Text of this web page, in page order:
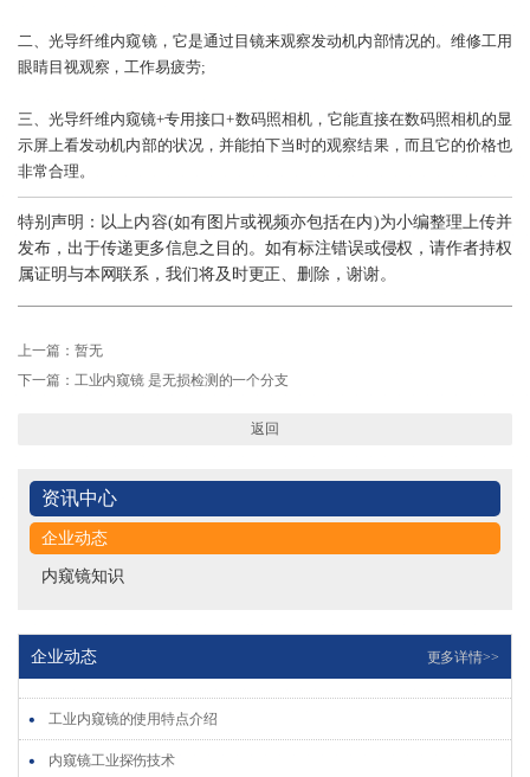
二、光导纤维内窥镜，它是通过目镜来观察发动机内部情况的。维修工用
眼睛目视观察，工作易疲劳;
三、光导纤维内窥镜+专用接口+数码照相机，它能直接在数码照相机的显
示屏上看发动机内部的状况，并能拍下当时的观察结果，而且它的价格也
非常合理。
特别声明：以上内容(如有图片或视频亦包括在内)为小编整理上传并
发布，出于传递更多信息之目的。如有标注错误或侵权，请作者持权
属证明与本网联系，我们将及时更正、删除，谢谢。
上一篇： 暂无
下一篇： 工业内窥镜 是无损检测的一个分支
返回
资讯中心
企业动态
内窥镜知识
企业动态 更多详情>>
内窥镜的维护保养
工业内窥镜操作故障解析
医用内窥镜的发展历程
汽车内窥镜解决汽车维修养护七大难题
工业内窥镜使用时主要用于检测发动机哪些部位呢?
工业内窥镜的使用特点介绍
内窥镜工业探伤技术